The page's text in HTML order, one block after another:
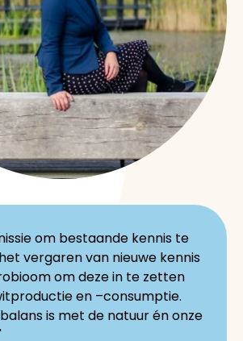
om bestaande kennis te
vergaren van nieuwe kennis
om deze in te zetten
en –consumptie.
is met de natuur én onze